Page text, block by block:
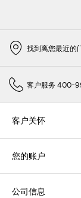
找到离您最近的
客户服务 400-
客户关怀
您的账户
公司信息